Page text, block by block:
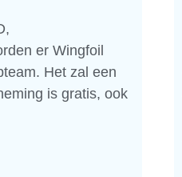
er Wingfoil
Het zal een
is gratis, ook